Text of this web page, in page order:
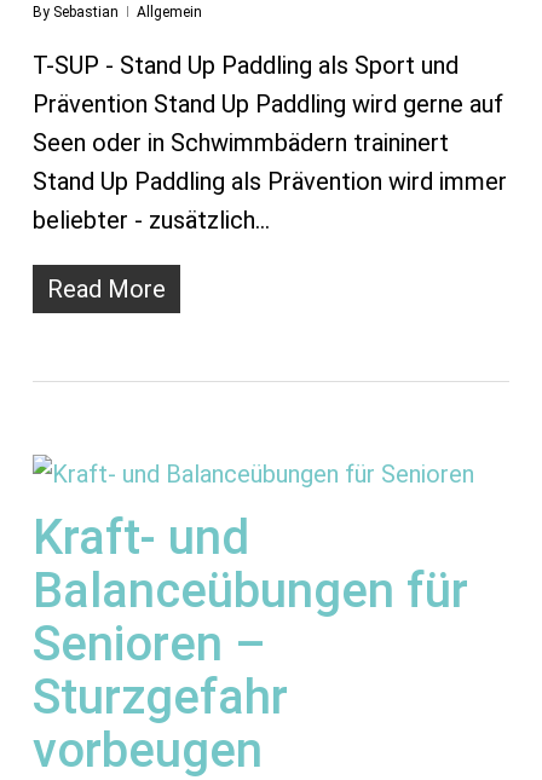
By Sebastian Allgemein
T-SUP - Stand Up Paddling als Sport und
Prävention Stand Up Paddling wird gerne auf
Seen oder in Schwimmbädern traininert
Stand Up Paddling als Prävention wird immer
beliebter - zusätzlich…
Read More
Kraft- und
Balanceübungen für
Senioren –
Sturzgefahr
vorbeugen